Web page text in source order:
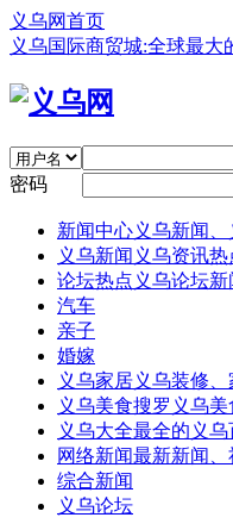
义乌网首页
义乌国际商贸城:全球最大
密码
新闻中心义乌新闻
义乌新闻 义乌资讯
论坛热点 义乌论坛
汽车
亲子
婚嫁
义乌家居义乌装修
义乌美食搜罗义乌
义乌大全最全的义乌
网络新闻最新新闻、
综合新闻
义乌论坛